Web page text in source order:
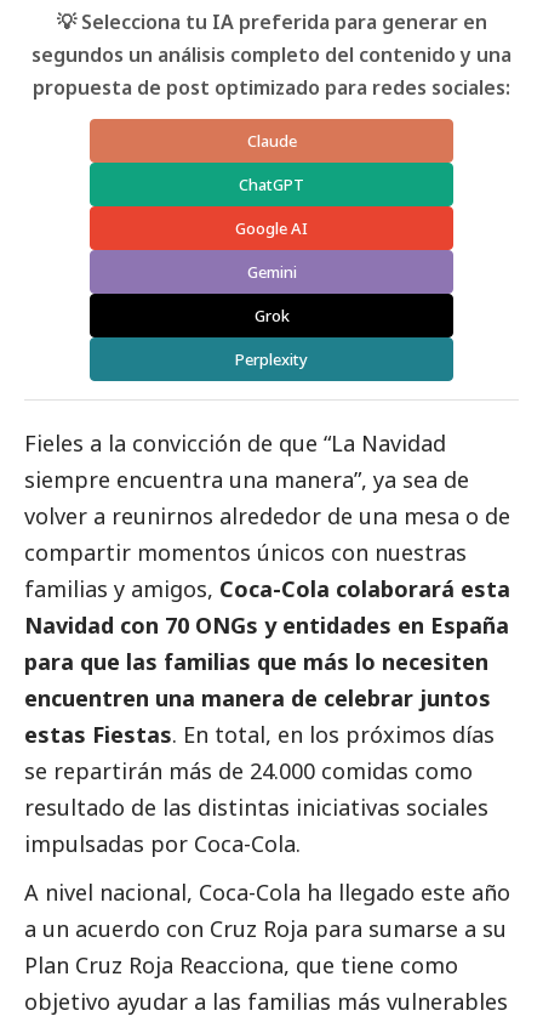
💡 Selecciona tu IA preferida para generar en
segundos un análisis completo del contenido y una
propuesta de post optimizado para redes sociales:
Claude
ChatGPT
Google AI
Gemini
Grok
Perplexity
Fieles a la convicción de que “La Navidad
siempre encuentra una manera”, ya sea de
volver a reunirnos alrededor de una mesa o de
compartir momentos únicos con nuestras
familias y amigos, Coca-Cola colaborará esta
Navidad con 70 ONGs y entidades en España
para que las familias que más lo necesiten
encuentren una manera de celebrar juntos
estas Fiestas. En total, en los próximos días
se repartirán más de 24.000 comidas como
resultado de las distintas iniciativas sociales
impulsadas por Coca-Cola.
A nivel nacional, Coca-Cola ha llegado este año
a un acuerdo con Cruz Roja para sumarse a su
Plan Cruz Roja Reacciona, que tiene como
objetivo ayudar a las familias más vulnerables